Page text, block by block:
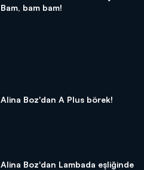
Bam, bam bam!
Alina Boz'dan A Plus börek!
Alina Boz'dan Lambada eşliğinde